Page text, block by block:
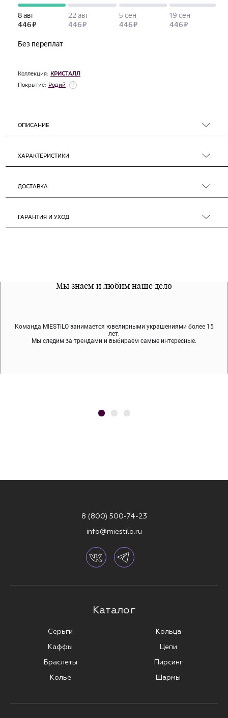
Коллекция: КРИСТАЛЛ
Покрытие: Родий
ОПИСАНИЕ
ХАРАКТЕРИСТИКИ
ДОСТАВКА
ГАРАНТИЯ И УХОД
Мы знаем и любим наше дело
Команда MIESTILO занимается ювелирными украшениями более 15
лет.
Мы следим за трендами и выбираем самые интересные.
Все наши материалы гипоалергенны
Мы используем покрытие (родий, ювелирный сплав), которое не
содержит никеля и свинца — это исключает аллергию.
Примерка перед покупкой
Во время доставки спокойно примеряйте украшения, выбирайте те,
что вам нравятся, остальные заберёт курьер.
8 (800) 500-74-23
info@miestilo.ru
Каталог
Серьги
Каффы
Браслеты
Колье
Кольца
Цепи
Пирсинг
Шармы